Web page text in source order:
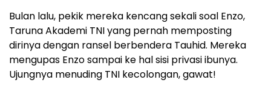
Bulan lalu, pekik mereka kencang sekali soal Enzo,
Taruna Akademi TNI yang pernah memposting
dirinya dengan ransel berbendera Tauhid. Mereka
mengupas Enzo sampai ke hal sisi privasi ibunya.
Ujungnya menuding TNI kecolongan, gawat!